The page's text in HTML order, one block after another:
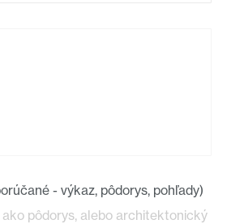
- výkaz, pôdorys, pohľady)
pôdorys, alebo architektonický